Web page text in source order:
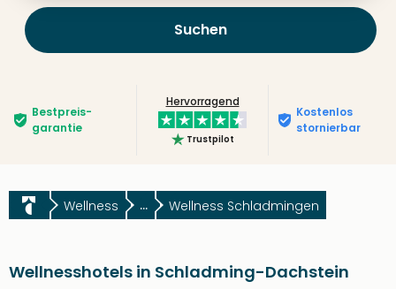
Suchen
Bestpreis­
garantie
Hervorragend
Trustpilot
Kostenlos
stornierbar
Wellness ... Wellness Schladmingen
Wellnesshotels in Schladming-Dachstein